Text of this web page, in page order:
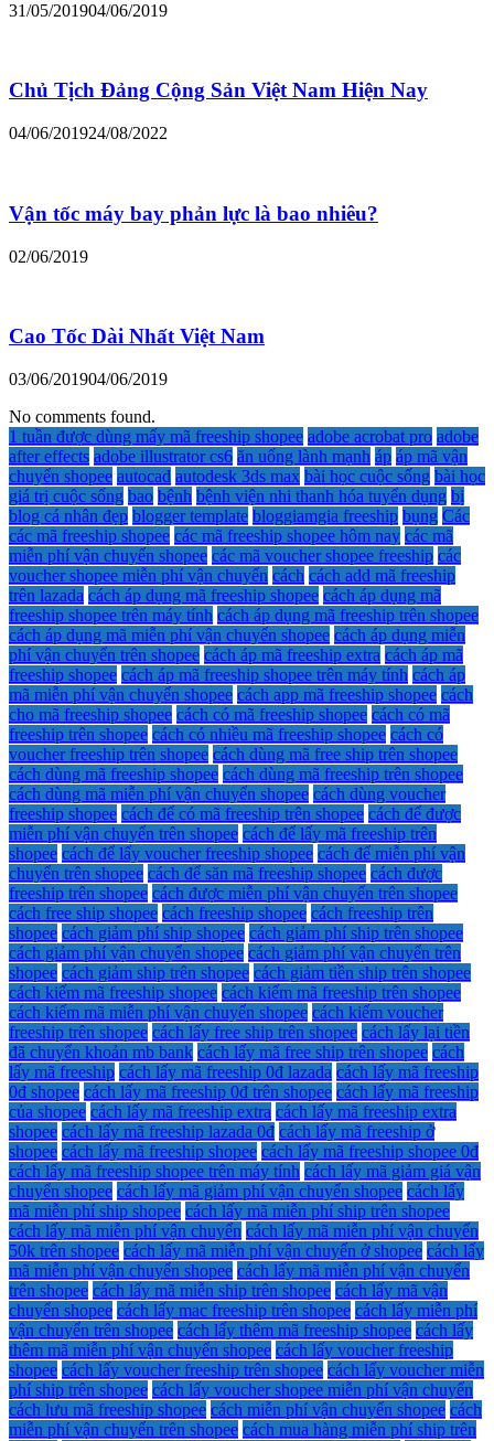
31/05/201904/06/2019
Chủ Tịch Đảng Cộng Sản Việt Nam Hiện Nay
04/06/201924/08/2022
Vận tốc máy bay phản lực là bao nhiêu?
02/06/2019
Cao Tốc Dài Nhất Việt Nam
03/06/201904/06/2019
No comments found.
1 tuần được dùng mấy mã freeship shopee adobe acrobat pro adobe
after effects adobe illustrator cs6 ăn uống lành mạnh áp áp mã vận
chuyển shopee autocad autodesk 3ds max bài học cuộc sống bài học
giá trị cuộc sống bao bệnh bệnh viện nhi thanh hóa tuyển dụng bị
blog cá nhân đẹp blogger template bloggiamgia freeship bụng Các
các mã freeship shopee các mã freeship shopee hôm nay các mã
miễn phí vận chuyển shopee các mã voucher shopee freeship các
voucher shopee miễn phí vận chuyển cách cách add mã freeship
trên lazada cách áp dụng mã freeship shopee cách áp dụng mã
freeship shopee trên máy tính cách áp dụng mã freeship trên shopee
cách áp dụng mã miễn phí vận chuyển shopee cách áp dụng miễn
phí vận chuyển trên shopee cách áp mã freeship extra cách áp mã
freeship shopee cách áp mã freeship shopee trên máy tính cách áp
mã miễn phí vận chuyển shopee cách app mã freeship shopee cách
cho mã freeship shopee cách có mã freeship shopee cách có mã
freeship trên shopee cách có nhiều mã freeship shopee cách có
voucher freeship trên shopee cách dùng mã free ship trên shopee
cách dùng mã freeship shopee cách dùng mã freeship trên shopee
cách dùng mã miễn phí vận chuyển shopee cách dùng voucher
freeship shopee cách để có mã freeship trên shopee cách để được
miễn phí vận chuyển trên shopee cách để lấy mã freeship trên
shopee cách để lấy voucher freeship shopee cách để miễn phí vận
chuyển trên shopee cách để săn mã freeship shopee cách được
freeship trên shopee cách được miễn phí vận chuyển trên shopee
cách free ship shopee cách freeship shopee cách freeship trên
shopee cách giảm phí ship shopee cách giảm phí ship trên shopee
cách giảm phí vận chuyển shopee cách giảm phí vận chuyển trên
shopee cách giảm ship trên shopee cách giảm tiền ship trên shopee
cách kiếm mã freeship shopee cách kiếm mã freeship trên shopee
cách kiếm mã miễn phí vận chuyển shopee cách kiếm voucher
freeship trên shopee cách lấy free ship trên shopee cách lấy lại tiền
đã chuyển khoản mb bank cách lấy mã free ship trên shopee cách
lấy mã freeship cách lấy mã freeship 0đ lazada cách lấy mã freeship
0đ shopee cách lấy mã freeship 0đ trên shopee cách lấy mã freeship
của shopee cách lấy mã freeship extra cách lấy mã freeship extra
shopee cách lấy mã freeship lazada 0đ cách lấy mã freeship ở
shopee cách lấy mã freeship shopee cách lấy mã freeship shopee 0đ
cách lấy mã freeship shopee trên máy tính cách lấy mã giảm giá vận
chuyển shopee cách lấy mã giảm phí vận chuyển shopee cách lấy
mã miễn phí ship shopee cách lấy mã miễn phí ship trên shopee
cách lấy mã miễn phí vận chuyển cách lấy mã miễn phí vận chuyển
50k trên shopee cách lấy mã miễn phí vận chuyển ở shopee cách lấy
mã miễn phí vận chuyển shopee cách lấy mã miễn phí vận chuyển
trên shopee cách lấy mã miễn ship trên shopee cách lấy mã vận
chuyển shopee cách lấy mac freeship trên shopee cách lấy miễn phí
vận chuyển trên shopee cách lấy thêm mã freeship shopee cách lấy
thêm mã miễn phí vận chuyển shopee cách lấy voucher freeship
shopee cách lấy voucher freeship trên shopee cách lấy voucher miễn
phí ship trên shopee cách lấy voucher shopee miễn phí vận chuyển
cách lưu mã freeship shopee cách miễn phí vận chuyển shopee cách
miễn phí vận chuyển trên shopee cách mua hàng miễn phí ship trên